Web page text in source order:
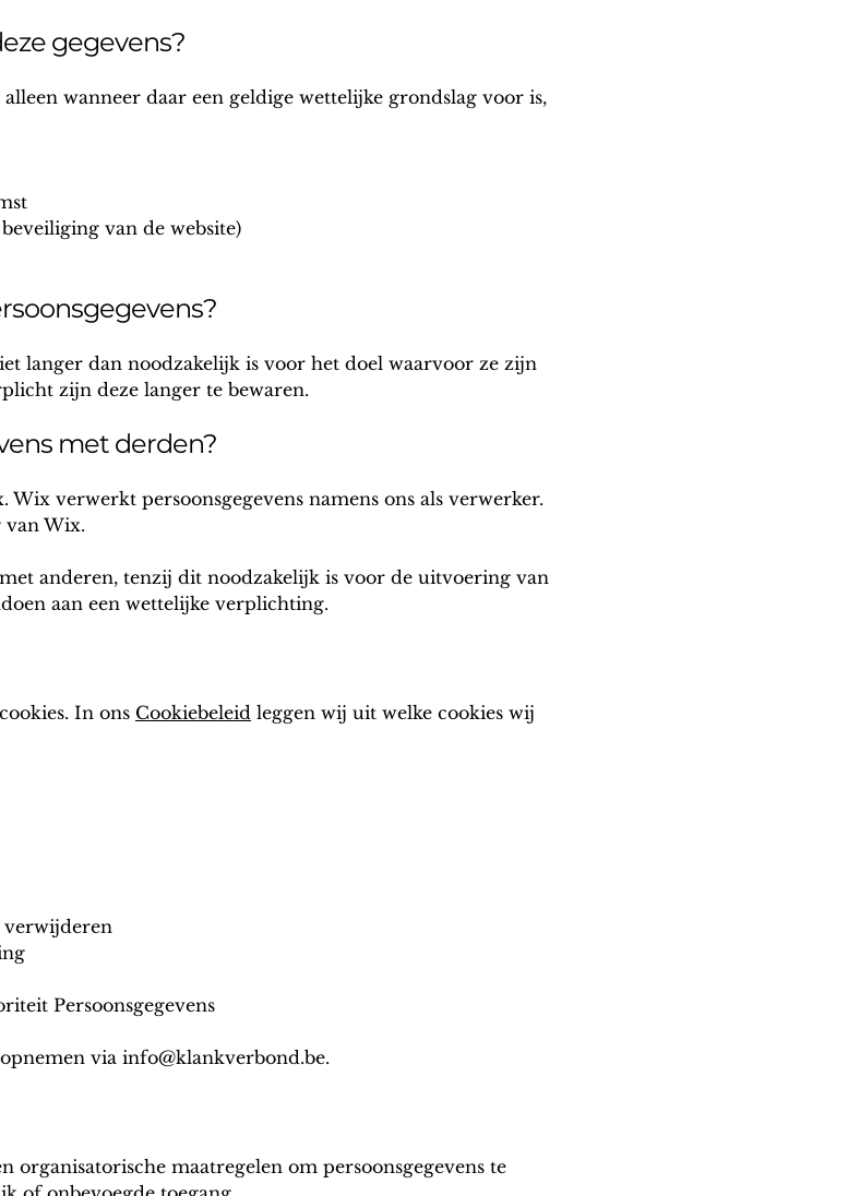
gegevens?
wanneer daar een geldige wettelijke grondslag voor is,
van de website)
langer dan noodzakelijk is voor het doel waarvoor ze zijn
zijn deze langer te bewaren.
met derden?
Wix verwerkt persoonsgegevens namens ons als verwerker.
van Wix.
anderen, tenzij dit noodzakelijk is voor de uitvoering van
aan een wettelijke verplichting.
In ons Cookiebeleid leggen wij uit welke cookies wij
verwijderen
Persoonsgegevens
via info@klankverbond.be.
organisatorische maatregelen om persoonsgegevens te